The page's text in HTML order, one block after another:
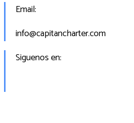
Email:
info@capitancharter.com
Siguenos en: